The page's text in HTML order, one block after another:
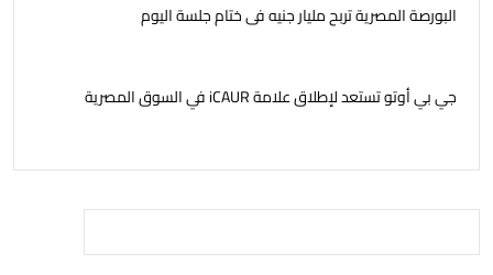
البورصة المصرية تربح مليار جنيه فى ختام جلسة اليوم
جي بي أوتو تستعد لإطلاق علامة iCAUR في السوق المصرية